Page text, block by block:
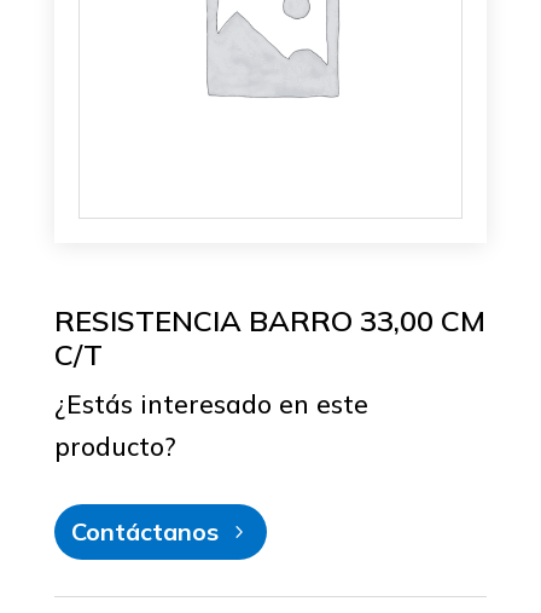
RESISTENCIA BARRO 33,00 CM
C/T
¿Estás interesado en este
producto?
Contáctanos